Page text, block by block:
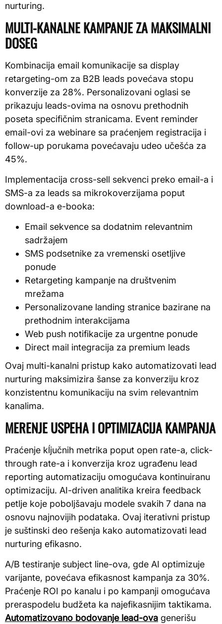
nurturing.
MULTI-KANALNE KAMPANJE ZA MAKSIMALNI
DOSEG
Kombinacija email komunikacije sa display
retargeting-om za B2B leads povećava stopu
konverzije za 28%. Personalizovani oglasi se
prikazuju leads-ovima na osnovu prethodnih
poseta specifičnim stranicama. Event reminder
email-ovi za webinare sa praćenjem registracija i
follow-up porukama povećavaju udeo učešća za
45%.
Implementacija cross-sell sekvenci preko email-a i
SMS-a za leads sa mikrokoverzijama poput
download-a e-booka:
Email sekvence sa dodatnim relevantnim
sadržajem
SMS podsetnike za vremenski osetljive
ponude
Retargeting kampanje na društvenim
mrežama
Personalizovane landing stranice bazirane na
prethodnim interakcijama
Web push notifikacije za urgentne ponude
Direct mail integracija za premium leads
Ovaj multi-kanalni pristup kako automatizovati lead
nurturing maksimizira šanse za konverziju kroz
konzistentnu komunikaciju na svim relevantnim
kanalima.
MERENJE USPEHA I OPTIMIZACIJA KAMPANJA
Praćenje kĺjučnih metrika poput open rate-a, click-
through rate-a i konverzija kroz ugrađenu lead
reporting automatizaciju omogućava kontinuiranu
optimizaciju. AI-driven analitika kreira feedback
petlje koje poboljšavaju modele svakih 7 dana na
osnovu najnovijih podataka. Ovaj iterativni pristup
je suštinski deo rešenja kako automatizovati lead
nurturing efikasno.
A/B testiranje subject line-ova, gde AI optimizuje
varijante, povećava efikasnost kampanja za 30%.
Praćenje ROI po kanalu i po kampanji omogućava
preraspodelu budžeta ka najefikasnijim taktikama.
Automatizovano bodovanje lead-ova generišu